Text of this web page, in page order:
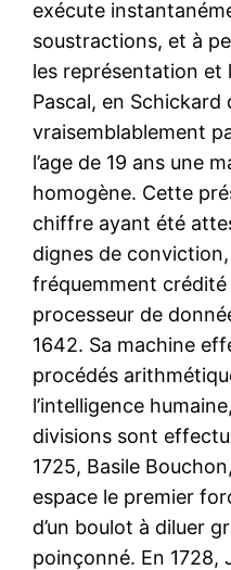
exécute
soustractions, et à
les représentation et
Pascal, en Schickard
vraisemblablement
l’age de 19 ans une
homogène. Cette
chiffre ayant été
dignes de
fréquemment
processeur de
1642. Sa machine
procédés
l’intelligence
divisions sont
1725, Basile
espace le premier
d’un boulot à diluer
poinçonné. En 1728,